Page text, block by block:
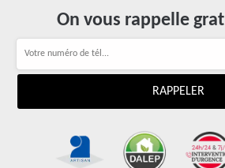
On vous rappelle